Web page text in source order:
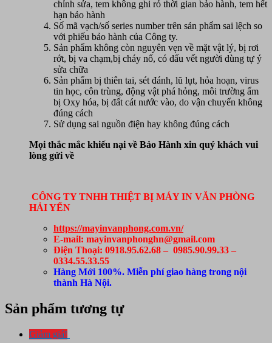
chỉnh sửa, tem không ghi rỏ thời gian bảo hành, tem hết
hạn bảo hành
Số mã vạch/số series number trên sản phẩm sai lệch so
với phiếu bảo hành của Công ty.
Sản phẩm không còn nguyên vẹn về mặt vật lý, bị rơi
rớt, bị va chạm,bị cháy nổ, có dấu vết người dùng tự ý
sửa chữa
Sản phẩm bị thiên tai, sét đánh, lũ lụt, hỏa hoạn, virus
tin học, côn trùng, động vật phá hỏng, môi trường ẩm
bị Oxy hóa, bị đất cát nước vào, do vận chuyển không
đúng cách
Sử dụng sai nguồn điện hay không đúng cách
Mọi thắc mắc khiếu nại về Bảo Hành xin quý khách vui
lòng gửi về
CÔNG TY TNHH THIỆT BỊ MÁY IN VĂN PHÒNG
HẢI YẾN
https://mayinvanphong.com.vn/
E-mail: mayinvanphonghn@gmail.com
Điện Thoại: 0918.95.62.68 – 0985.90.99.33 –
0334.55.33.55
Hàng Mới 100%. Miễn phí giao hàng trong nội
thành Hà Nội.
Sản phẩm tương tự
Giảm giá!